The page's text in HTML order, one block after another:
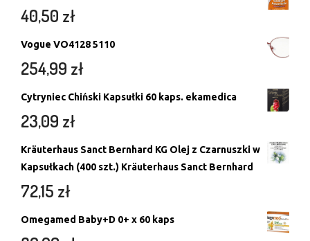
40,50 zł
Vogue VO4128 5110
254,99 zł
Cytryniec Chiński Kapsułki 60 kaps. ekamedica
23,09 zł
Kräuterhaus Sanct Bernhard KG Olej z Czarnuszki w
Kapsułkach (400 szt.) Kräuterhaus Sanct Bernhard
72,15 zł
Omegamed Baby+D 0+ x 60 kaps